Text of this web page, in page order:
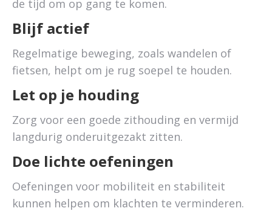
de tijd om op gang te komen.
Blijf actief
Regelmatige beweging, zoals wandelen of
fietsen, helpt om je rug soepel te houden.
Let op je houding
Zorg voor een goede zithouding en vermijd
langdurig onderuitgezakt zitten.
Doe lichte oefeningen
Oefeningen voor mobiliteit en stabiliteit
kunnen helpen om klachten te verminderen.